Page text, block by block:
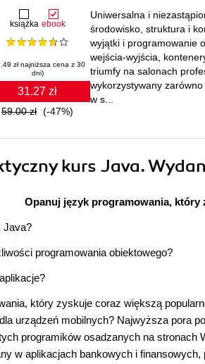
książka ebook
zł najniższa cena z 30
dni)
31.27 zł
59.00 zł (-47%)
Uniwersalna i
środowisko, struktura i
wyjątki i programowanie
wejścia-wyjścia,
triumfy na salonach
wykorzystywany
w s...
kurs Java.
Opanuj język programowania, który
Java?
programowania obiektowego?
który zyskuje coraz większą
urządzeń mobilnych? Najwyższa pora
programików osadzanych na stronach
w aplikacjach bankowych i